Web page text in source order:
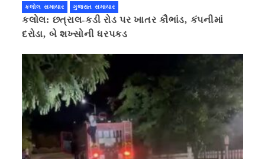
કલોલ સમાચાર ગુજરાત સમાચાર
કલોલ: છત્રાલ-કડી રોડ પર ખાતર કૌભાંડ, કંપનીમાં
દરોડા, બે શખ્સોની ધરપકડ